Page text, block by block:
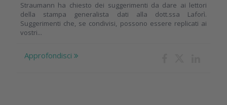
Straumann ha chiesto dei suggerimenti da dare ai lettori
della stampa generalista dati alla dott.ssa Laforì.
Suggerimenti che, se condivisi, possono essere replicati ai
vostri...
Approfondisci